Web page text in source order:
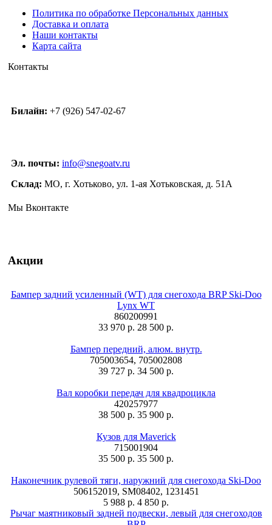
Политика по обработке Персональных данных
Доставка и оплата
Наши контакты
Карта сайта
Контакты
Билайн: +7 (926) 547-02-67
Эл. почты: info@snegoatv.ru
Склад: МО, г. Хотьково, ул. 1-ая Хотьковская, д. 51А
Мы Вконтакте
Акции
Бампер задний усиленный (WT) для снегохода BRP Ski-Doo
Lynx WT
860200991
33 970 р. 28 500 р.
Бампер передний, алюм. внутр.
705003654, 705002808
39 727 р. 34 500 р.
Вал коробки передач для квадроцикла
420257977
38 500 р. 35 900 р.
Кузов для Maverick
715001904
35 500 р. 35 500 р.
Наконечник рулевой тяги, наружний для снегохода Ski-Doo
506152019, SM08402, 1231451
5 988 р. 4 850 р.
Рычаг маятниковый задней подвески, левый для снегоходов